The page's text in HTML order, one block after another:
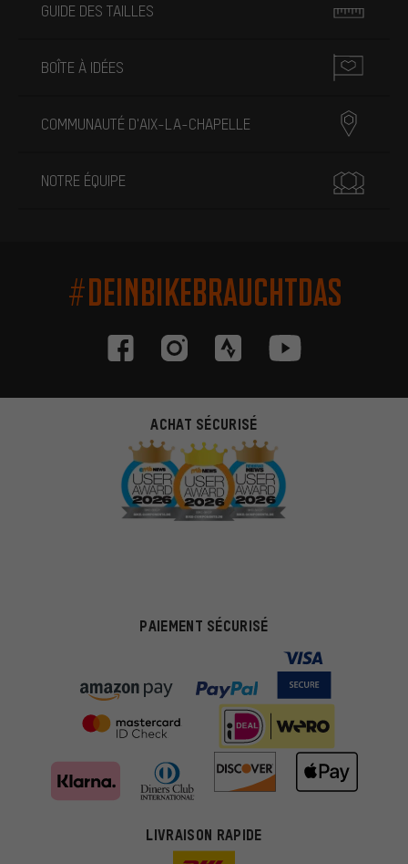
GUIDE DES TAILLES
BOÎTE À IDÉES
COMMUNAUTÉ D'AIX-LA-CHAPELLE
NOTRE ÉQUIPE
#DEINBIKEBRAUCHTDAS
ACHAT SÉCURISÉ
PAIEMENT SÉCURISÉ
LIVRAISON RAPIDE